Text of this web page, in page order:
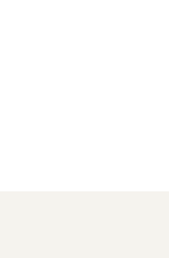
pour les traductions